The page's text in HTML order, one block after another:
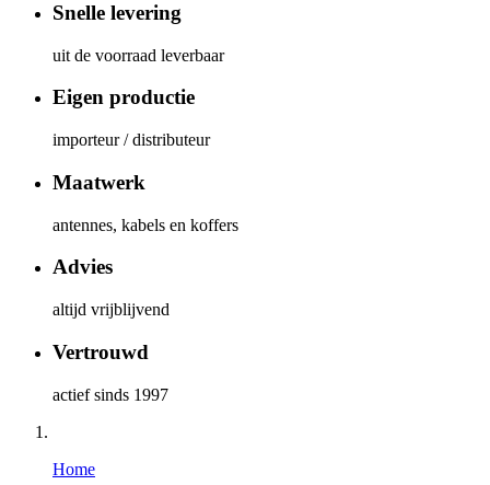
Snelle levering
uit de voorraad leverbaar
Eigen productie
importeur / distributeur
Maatwerk
antennes, kabels en koffers
Advies
altijd vrijblijvend
Vertrouwd
actief sinds 1997
Home